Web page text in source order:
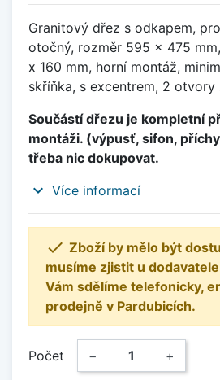
Granitový dřez s odkapem,
otočný, rozměr 595 x 475
x 160 mm, horní montáž,
skříňka, s excentrem, 2 otvory
Součástí dřezu je kompletní
montáži. (výpusť, sifon,
třeba nic dokupovat.
expand_more Více informací
 Zboží by mělo být
musíme zjistit u
Vám sdělíme telefonicky,
prodejně v Pardubicích.
Počet − +